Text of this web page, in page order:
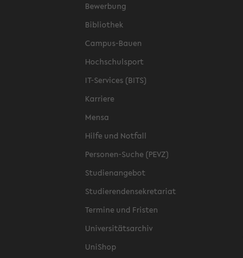
Bewerbung
Bibliothek
Campus-Bauen
Hochschulsport
IT-Services (BITS)
Karriere
Mensa
Hilfe und Notfall
Personen-Suche (PEVZ)
Studienangebot
Studierendensekretariat
Termine und Fristen
Universitätsarchiv
UniShop